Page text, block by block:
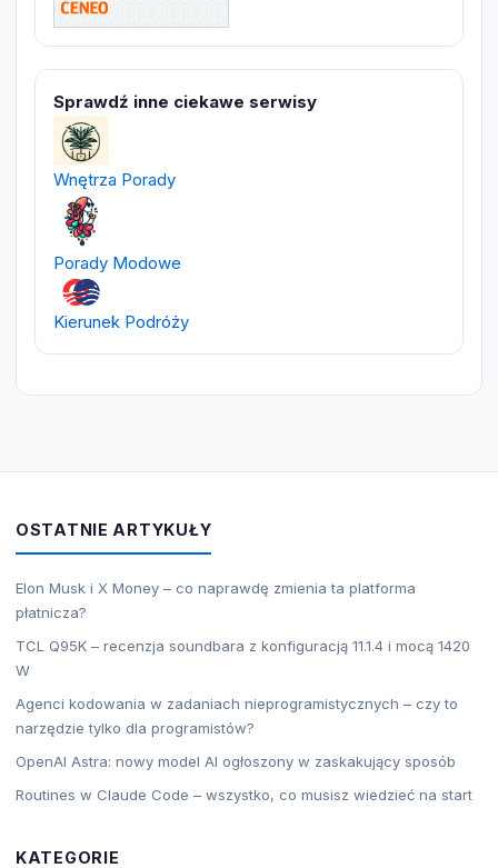
Sprawdź inne ciekawe serwisy
Wnętrza Porady
Porady Modowe
Kierunek Podróży
OSTATNIE ARTYKUŁY
Elon Musk i X Money – co naprawdę zmienia ta platforma
płatnicza?
TCL Q95K – recenzja soundbara z konfiguracją 11.1.4 i mocą 1420
W
Agenci kodowania w zadaniach nieprogramistycznych – czy to
narzędzie tylko dla programistów?
OpenAI Astra: nowy model AI ogłoszony w zaskakujący sposób
Routines w Claude Code – wszystko, co musisz wiedzieć na start
KATEGORIE